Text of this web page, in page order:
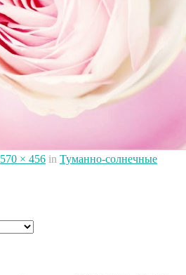
570 × 456 in Туманно-солнечные